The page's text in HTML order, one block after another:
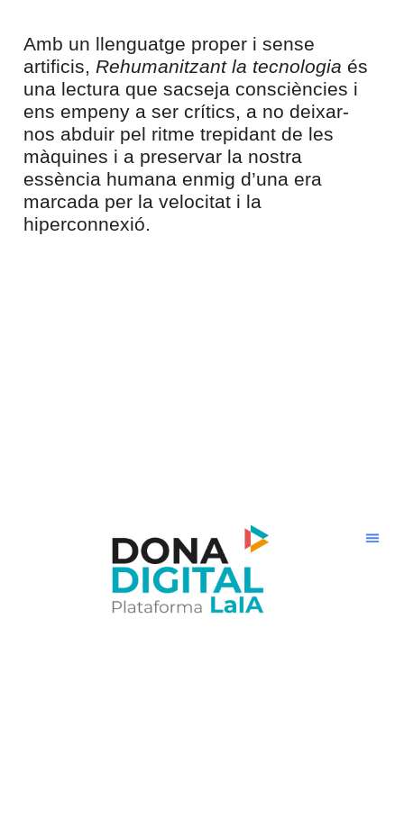
Amb un llenguatge proper i sense
artificis, Rehumanitzant la tecnologia és
una lectura que sacseja consciències i
ens empeny a ser crítics, a no deixar-
nos abduir pel ritme trepidant de les
màquines i a preservar la nostra
essència humana enmig d’una era
marcada per la velocitat i la
hiperconnexió.